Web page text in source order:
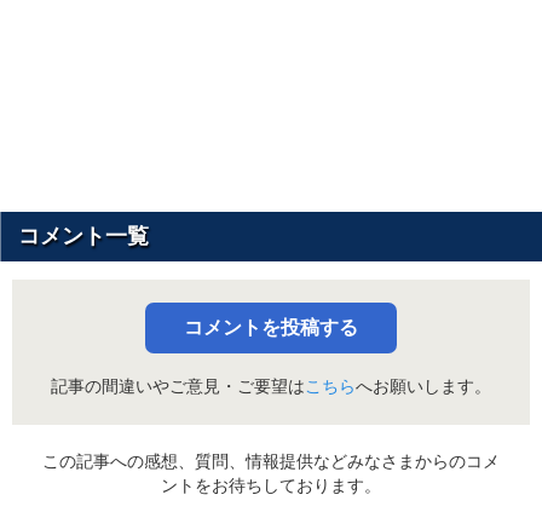
コメント一覧
コメントを投稿する
記事の間違いやご意見・ご要望はこちらへお願いします。
この記事への感想、質問、情報提供などみなさまからのコメ
ントをお待ちしております。